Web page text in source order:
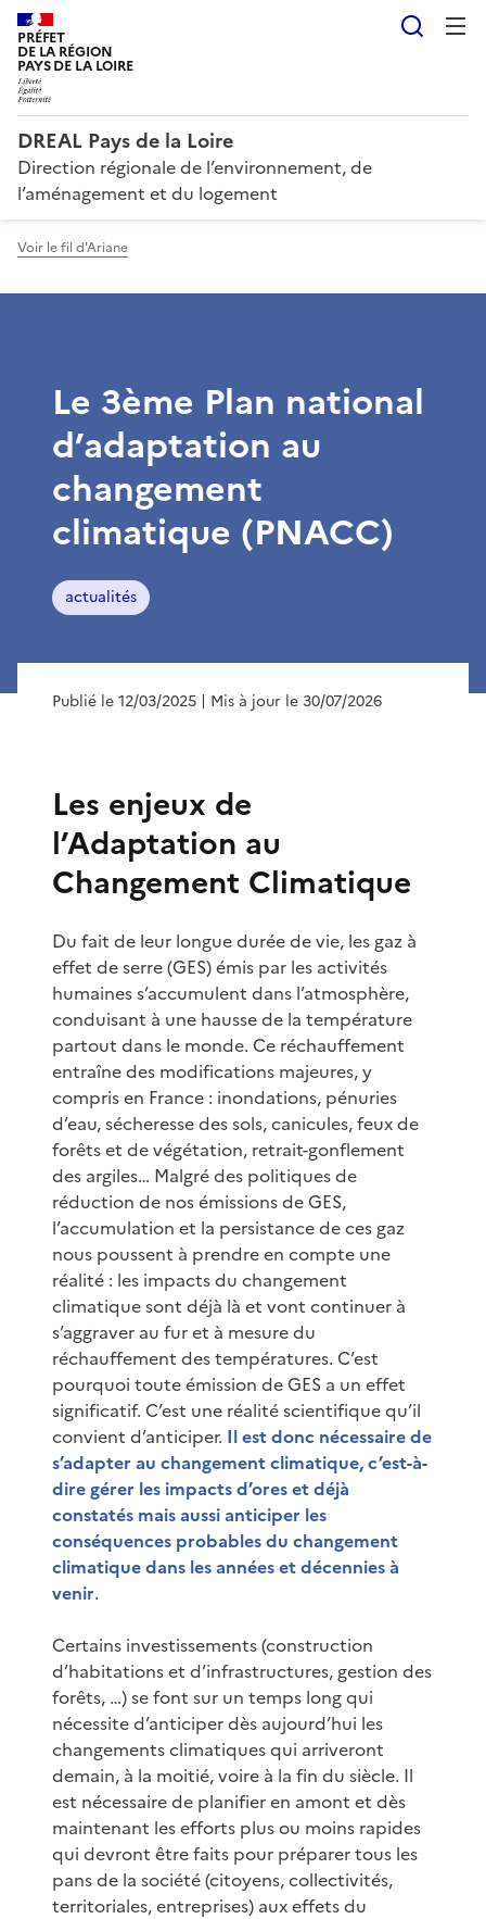
PRÉFET
DE LA RÉGION
PAYS DE LA LOIRE
DREAL Pays de la Loire
Direction régionale de l’environnement, de
l’aménagement et du logement
Voir le fil d'Ariane
Le 3ème Plan national
d’adaptation au
changement
climatique (PNACC)
actualités
Publié le 12/03/2025 | Mis à jour le 30/07/2026
Les enjeux de
l’Adaptation au
Changement Climatique
Du fait de leur longue durée de vie, les gaz à
effet de serre (GES) émis par les activités
humaines s’accumulent dans l’atmosphère,
conduisant à une hausse de la température
partout dans le monde. Ce réchauffement
entraîne des modifications majeures, y
compris en France : inondations, pénuries
d’eau, sécheresse des sols, canicules, feux de
forêts et de végétation, retrait-gonflement
des argiles… Malgré des politiques de
réduction de nos émissions de GES,
l’accumulation et la persistance de ces gaz
nous poussent à prendre en compte une
réalité : les impacts du changement
climatique sont déjà là et vont continuer à
s’aggraver au fur et à mesure du
réchauffement des températures. C’est
pourquoi toute émission de GES a un effet
significatif. C’est une réalité scientifique qu’il
convient d’anticiper. Il est donc nécessaire de
s’adapter au changement climatique, c’est-à-
dire gérer les impacts d’ores et déjà
constatés mais aussi anticiper les
conséquences probables du changement
climatique dans les années et décennies à
venir.
Certains investissements (construction
d’habitations et d’infrastructures, gestion des
forêts, …) se font sur un temps long qui
nécessite d’anticiper dès aujourd’hui les
changements climatiques qui arriveront
demain, à la moitié, voire à la fin du siècle. Il
est nécessaire de planifier en amont et dès
maintenant les efforts plus ou moins rapides
qui devront être faits pour préparer tous les
pans de la société (citoyens, collectivités,
territoriales, entreprises) aux effets du